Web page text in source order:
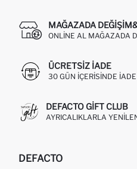
MAĞAZADA
ONLINE AL MAĞAZADA
ÜCRETSIZ IADE
30 GÜN IÇERISINDE
DEFACTO GIFT CLUB
AYRICALIKLARLA
DEFACTO